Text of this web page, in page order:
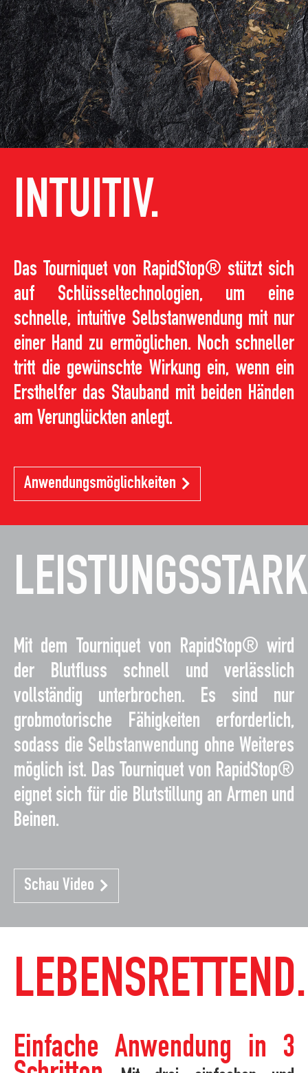
INTUITIV.
Das Tourniquet von RapidStop® stützt sich
auf Schlüsseltechnologien, um eine
schnelle, intuitive Selbstanwendung mit nur
einer Hand zu ermöglichen. Noch schneller
tritt die gewünschte Wirkung ein, wenn ein
Ersthelfer das Stauband mit beiden Händen
am Verunglückten anlegt.
Anwendungsmöglichkeiten
Mit dem Tourniquet von RapidStop® wird
der Blutfluss schnell und verlässlich
vollständig unterbrochen. Es sind nur
grobmotorische Fähigkeiten erforderlich,
sodass die Selbstanwendung ohne Weiteres
möglich ist. Das Tourniquet von RapidStop®
eignet sich für die Blutstillung an Armen und
Beinen.
Schau Video
LEBENSRETTEND.
Einfache Anwendung in 3